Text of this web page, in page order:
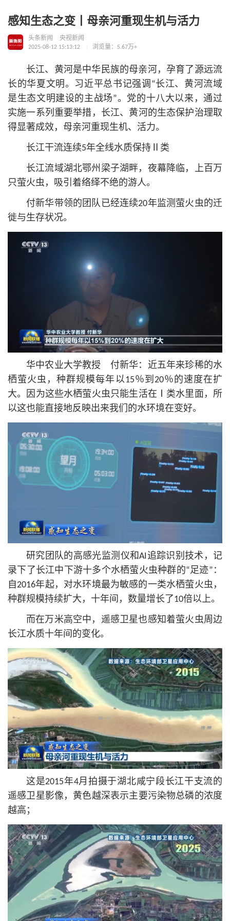
感知生态之变丨母亲河重现生机与活力
头条新闻
央视新闻
2025-08-12 15:13:12
浏览量：5.67万+
长江、黄河是中华民族的母亲河，孕育了源远流
长的华夏文明。习近平总书记强调“长江、黄河流域
是生态文明建设的主战场”。党的十八大以来，通过
实施一系列重要举措，长江、黄河的生态保护治理取
得显著成效，母亲河重现生机、活力。
长江干流连续5年全线水质保持Ⅱ类
长江流域湖北鄂州梁子湖畔，夜幕降临，上百万
只萤火虫，吸引着络绎不绝的游人。
付新华带领的团队已经连续20年监测萤火虫的迁
徙与生存状况。
华中农业大学教授 付新华：近五年来珍稀的水
栖萤火虫，种群规模每年以15％到20％的速度在扩
大。因为这些水栖萤火虫只能生活在Ⅰ类水里面，所
以这也能直接地反映出来我们的水环境在变好。
研究团队的高感光监测仪和AI追踪识别技术，记
录下了长江中下游十多个水栖萤火虫种群的“足迹”：
自2016年起，对水环境最为敏感的一类水栖萤火虫，
种群规模持续扩大，十年间，数量增长了10倍以上。
而在万米高空中，遥感卫星也感知着萤火虫周边
长江水质十年间的变化。
这是2015年4月拍摄于湖北咸宁段长江干支流的
遥感卫星影像，黄色越深表示主要污染物总磷的浓度
越高；